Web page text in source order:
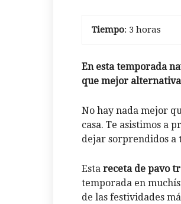
Tiempo: 3 horas
En esta temporada
que mejor
No hay nada mejor
casa. Te asistimos a
dejar sorprendidos a
Esta receta de pavo
temporada en
de las festividades